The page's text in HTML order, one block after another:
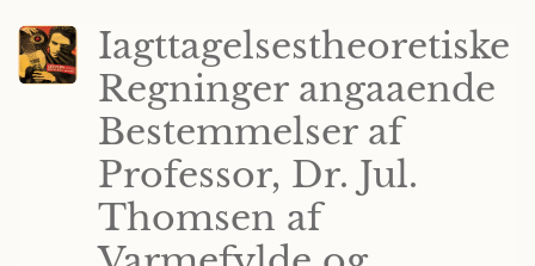
Iagttagelsestheoretiske
Regninger angaaende
Bestemmelser af
Professor, Dr. Jul.
Thomsen af